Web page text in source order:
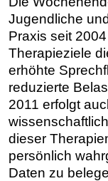
Jugendliche
Praxis seit
Therapieziele
erhöhte
reduzierte
2011 erfolgt
dieser
persönlich
Daten zu